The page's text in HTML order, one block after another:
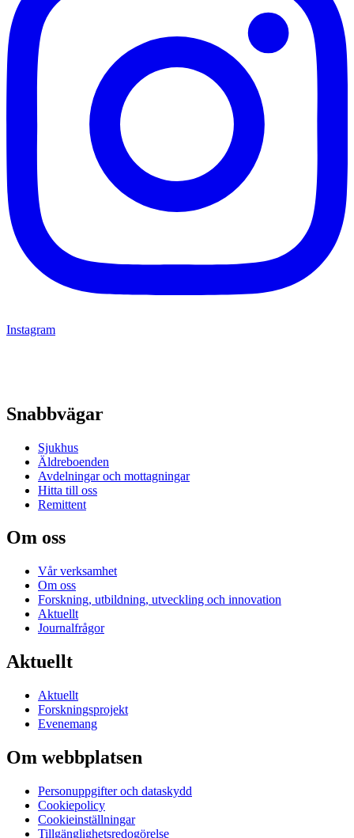
Instagram
Snabbvägar
Sjukhus
Äldreboenden
Avdelningar och mottagningar
Hitta till oss
Remittent
Om oss
Vår verksamhet
Om oss
Forskning, utbildning, utveckling och innovation
Aktuellt
Journalfrågor
Aktuellt
Aktuellt
Forskningsprojekt
Evenemang
Om webbplatsen
Personuppgifter och dataskydd
Cookiepolicy
Cookieinställningar
Tillgänglighetsredogörelse